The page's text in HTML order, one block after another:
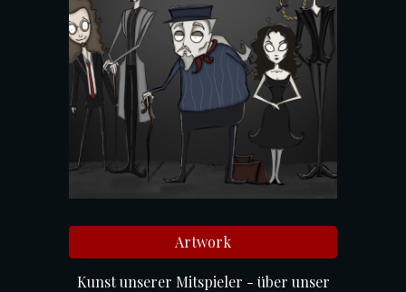
Artwork
Kunst unserer Mitspieler - über unser